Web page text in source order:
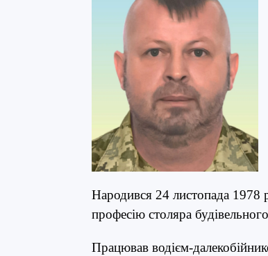
Народився 24 листопада
професію столяра
Працював водієм-